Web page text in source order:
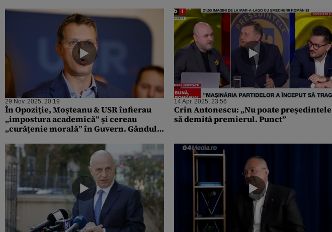
importantă”
Șercan
29 Nov. 2025, 20:19
În Opoziție, Moșteanu & USR înfierau
„impostura academică” și cereau
„curățenie morală” în Guvern. Gândul
colecție” cu proaspăt demisul Moșteanu
14 Apr. 2025, 23:56
Crin Antonescu: „Nu poate președintele
să demită premierul. Punct”